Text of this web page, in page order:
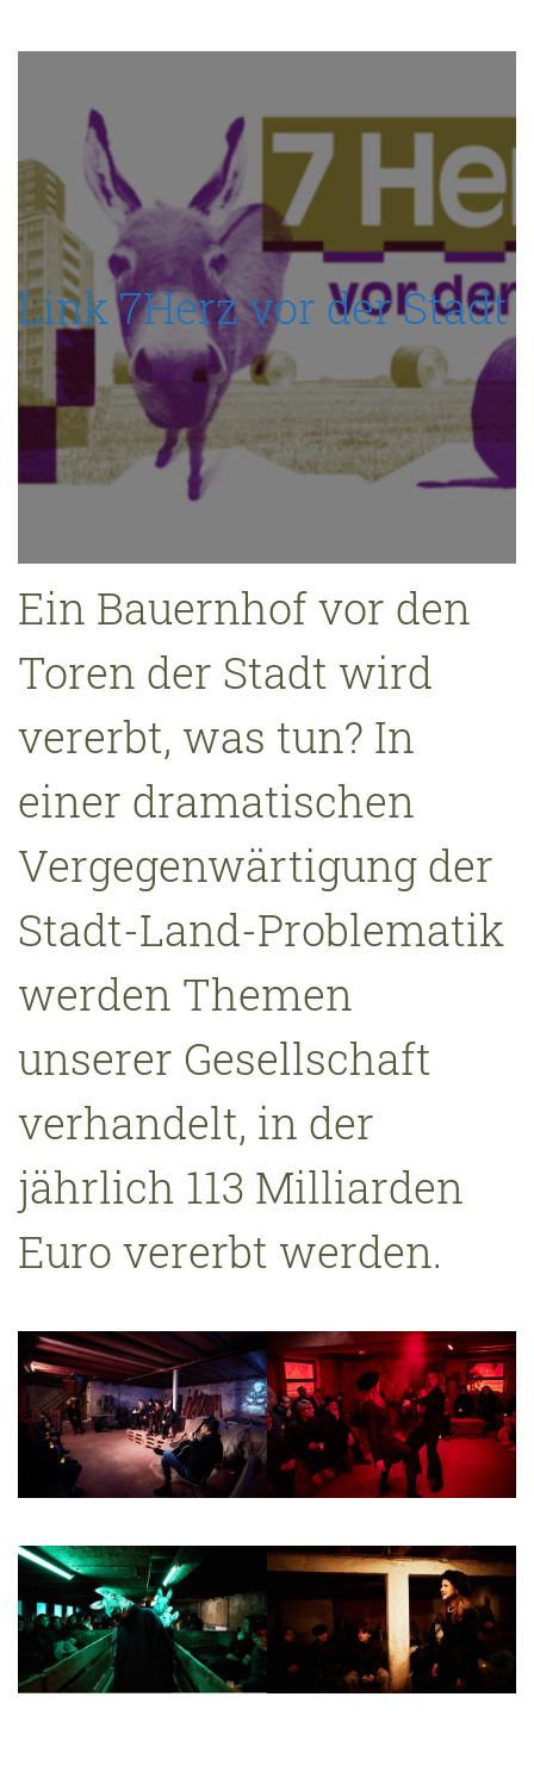
Link 7Herz vor der Stadt
Ein Bauernhof vor den
Toren der Stadt wird
vererbt, was tun? In
einer dramatischen
Vergegenwärtigung der
Stadt-Land-Problematik
werden Themen
unserer Gesellschaft
verhandelt, in der
jährlich 113 Milliarden
Euro vererbt werden.